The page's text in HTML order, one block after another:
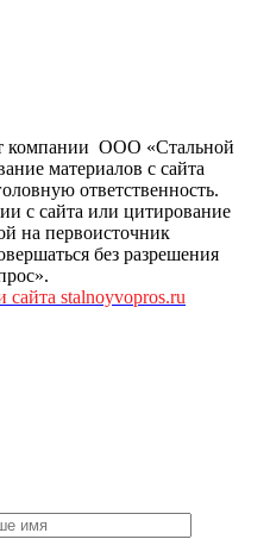
компании ООО «Стальной
материалов с сайта
ответственность.
с сайта или цитирование
на первоисточник
без разрешения
stalnoyvopros.ru